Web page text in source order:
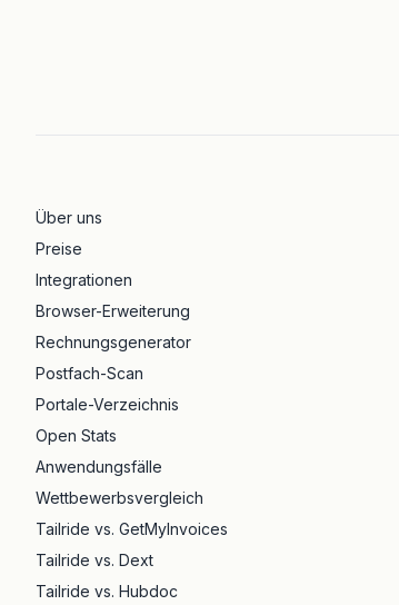
Über uns
Preise
Integrationen
Browser-Erweiterung
Rechnungsgenerator
Postfach-Scan
Portale-Verzeichnis
Open Stats
Anwendungsfälle
Wettbewerbsvergleich
Tailride vs. GetMyInvoices
Tailride vs. Dext
Tailride vs. Hubdoc